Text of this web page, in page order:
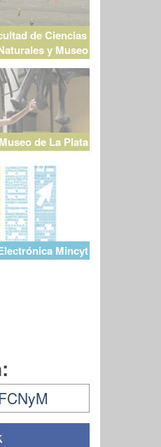
de Ciencias
y Museo
Museo de La Plata
Mincyt